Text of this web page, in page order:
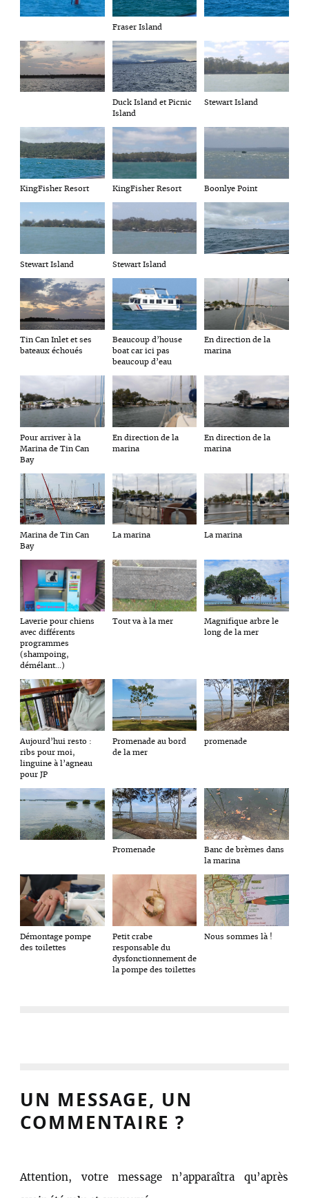
Fraser Island
Duck Island et Picnic
Island
Stewart Island
KingFisher Resort KingFisher Resort Boonlye Point
Stewart Island Stewart Island
Tin Can Inlet et ses
bateaux échoués
Beaucoup d’house
boat car ici pas
beaucoup d’eau
En direction de la
marina
Pour arriver à la
Marina de Tin Can
Bay
En direction de la
marina
En direction de la
marina
Marina de Tin Can
Bay
La marina La marina
Laverie pour chiens
avec différents
programmes
(shampoing,
démélant...)
Tout va à la mer
Magnifique arbre le
long de la mer
Aujourd’hui resto :
ribs pour moi,
linguine à l’agneau
pour JP
Promenade au bord
de la mer
promenade
Promenade
Banc de brèmes dans
la marina
Démontage pompe
des toilettes
Petit crabe
responsable du
dysfonctionnement de
la pompe des toilettes
Nous sommes là !
UN MESSAGE, UN
COMMENTAIRE ?
Attention, votre message n’apparaîtra qu’après